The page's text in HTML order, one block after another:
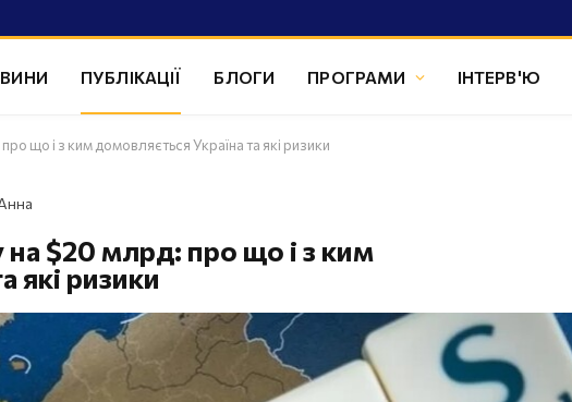
ПУБЛІКАЦІЇ БЛОГИ ПРОГРАМИ ІНТЕРВ'Ю
що і з ким домовляється Україна та які ризики
на $20 млрд: про що і з ким
які ризики